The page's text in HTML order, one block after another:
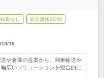
転勤なし 完全週休2日制
10/15
や倉庫の提案から、列車輸送や
広いソリューションを総合的に